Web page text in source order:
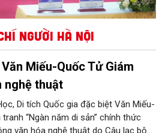
Người Hà Nội
Miếu-Quốc Tử Giám
nghệ thuật
Di tích Quốc gia đặc biệt Văn Miếu-
“Ngàn năm di sản” chính thức
văn hóa nghệ thuật do Câu lạc bộ